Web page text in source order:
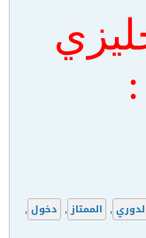
:
, الممتاز , دخول ,